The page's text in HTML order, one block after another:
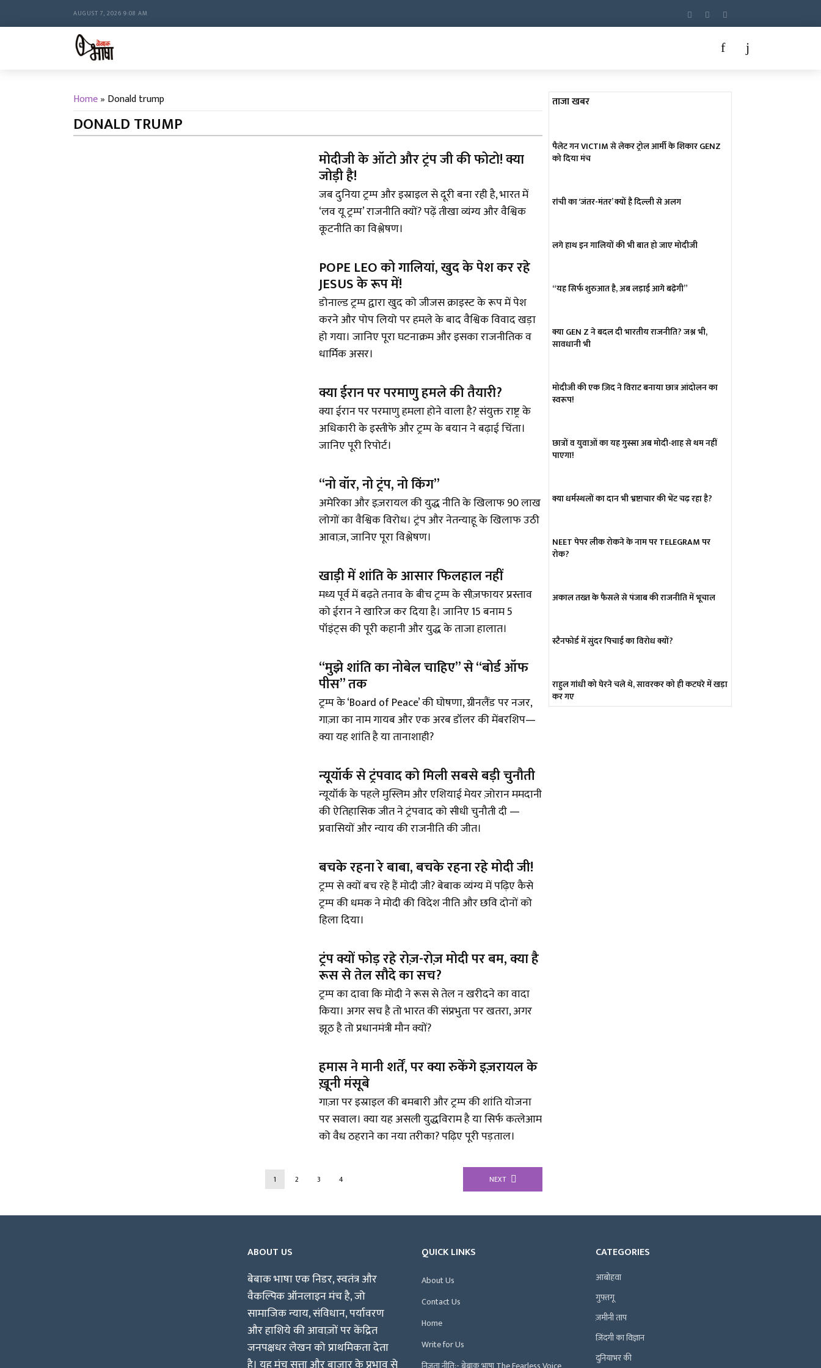
AUGUST 7, 2026 9:08 AM
Home» Donald trump
DONALD TRUMP
मोदीजी के ऑटो और ट्रंप जी की फोटो! क्या
जोड़ी है!
जब दुनिया ट्रम्प और इस्राइल से दूरी बना रही है, भारत में
‘लव यू ट्रम्प’ राजनीति क्यों? पढ़ें तीखा व्यंग्य और वैश्विक
कूटनीति का विश्लेषण।
POPE LEO को गालियां, खुद के पेश कर रहे
JESUS के रूप में!
डोनाल्ड ट्रम्प द्वारा खुद को जीजस क्राइस्ट के रूप में पेश
करने और पोप लियो पर हमले के बाद वैश्विक विवाद खड़ा
हो गया। जानिए पूरा घटनाक्रम और इसका राजनीतिक व
धार्मिक असर।
क्या ईरान पर परमाणु हमले की तैयारी?
क्या ईरान पर परमाणु हमला होने वाला है? संयुक्त राष्ट्र के
अधिकारी के इस्तीफे और ट्रम्प के बयान ने बढ़ाई चिंता।
जानिए पूरी रिपोर्ट।
“नो वॉर, नो ट्रंप, नो किंग”
अमेरिका और इज़रायल की युद्ध नीति के खिलाफ 90 लाख
लोगों का वैश्विक विरोध। ट्रंप और नेतन्याहू के खिलाफ उठी
आवाज़, जानिए पूरा विश्लेषण।
खाड़ी में शांति के आसार फिलहाल नहीं
मध्य पूर्व में बढ़ते तनाव के बीच ट्रम्प के सीज़फायर प्रस्ताव
को ईरान ने खारिज कर दिया है। जानिए 15 बनाम 5
पॉइंट्स की पूरी कहानी और युद्ध के ताजा हालात।
“मुझे शांति का नोबेल चाहिए” से “बोर्ड ऑफ
पीस” तक
ट्रम्प के ‘Board of Peace’ की घोषणा, ग्रीनलैंड पर नजर,
गाज़ा का नाम गायब और एक अरब डॉलर की मेंबरशिप—
क्या यह शांति है या तानाशाही?
न्यूयॉर्क से ट्रंपवाद को मिली सबसे बड़ी चुनौती
न्यूयॉर्क के पहले मुस्लिम और एशियाई मेयर ज़ोरान ममदानी
की ऐतिहासिक जीत ने ट्रंपवाद को सीधी चुनौती दी —
प्रवासियों और न्याय की राजनीति की जीत।
बचके रहना रे बाबा, बचके रहना रहे मोदी जी!
ट्रम्प से क्यों बच रहे हैं मोदी जी? बेबाक व्यंग्य में पढ़िए कैसे
ट्रम्प की धमक ने मोदी की विदेश नीति और छवि दोनों को
हिला दिया।
ट्रंप क्यों फोड़ रहे रोज़-रोज़ मोदी पर बम, क्या है
रूस से तेल सौदे का सच?
ट्रम्प का दावा कि मोदी ने रूस से तेल न खरीदने का वादा
किया। अगर सच है तो भारत की संप्रभुता पर खतरा, अगर
झूठ है तो प्रधानमंत्री मौन क्यों?
हमास ने मानी शर्तें, पर क्या रुकेंगे इज़रायल के
ख़ूनी मंसूबे
गाज़ा पर इस्राइल की बमबारी और ट्रम्प की शांति योजना
पर सवाल। क्या यह असली युद्धविराम है या सिर्फ कत्लेआम
को वैध ठहराने का नया तरीका? पढ़िए पूरी पड़ताल।
1 2 3 4 NEXT
ताजा खबर
पैलेट गन VICTIM से लेकर ट्रोल आर्मी के शिकार GENZ
को दिया मंच
रांची का ‘जंतर-मंतर’ क्यों है दिल्ली से अलग
लगे हाथ इन गालियों की भी बात हो जाए मोदीजी
“यह सिर्फ शुरुआत है, अब लड़ाई आगे बढ़ेगी”
क्या GEN Z ने बदल दी भारतीय राजनीति? जश्न भी,
सावधानी भी
मोदीजी की एक ज़िद ने विराट बनाया छात्र आंदोलन का
स्वरूप!
छात्रों व युवाओं का यह गुस्सा अब मोदी-शाह से थम नहीं
पाएगा!
क्या धर्मस्थलों का दान भी भ्रष्टाचार की भेंट चढ़ रहा है?
NEET पेपर लीक रोकने के नाम पर TELEGRAM पर
रोक?
अकाल तख्त के फैसले से पंजाब की राजनीति में भूचाल
स्टैनफोर्ड में सुंदर पिचाई का विरोध क्यों?
राहुल गांधी को घेरने चले थे, सावरकर को ही कटघरे में खड़ा
कर गए
ABOUT US
बेबाक भाषा एक निडर, स्वतंत्र और
वैकल्पिक ऑनलाइन मंच है, जो
सामाजिक न्याय, संविधान, पर्यावरण
और हाशिये की आवाज़ों पर केंद्रित
जनपक्षधर लेखन को प्राथमिकता देता
QUICK LINKS
About Us
Contact Us
Home
Write for Us
CATEGORIES
आबोहवा
गुफ़्तगू
ज़मीनी ताप
ज़िंदगी का विज्ञान
दुनियाभर की